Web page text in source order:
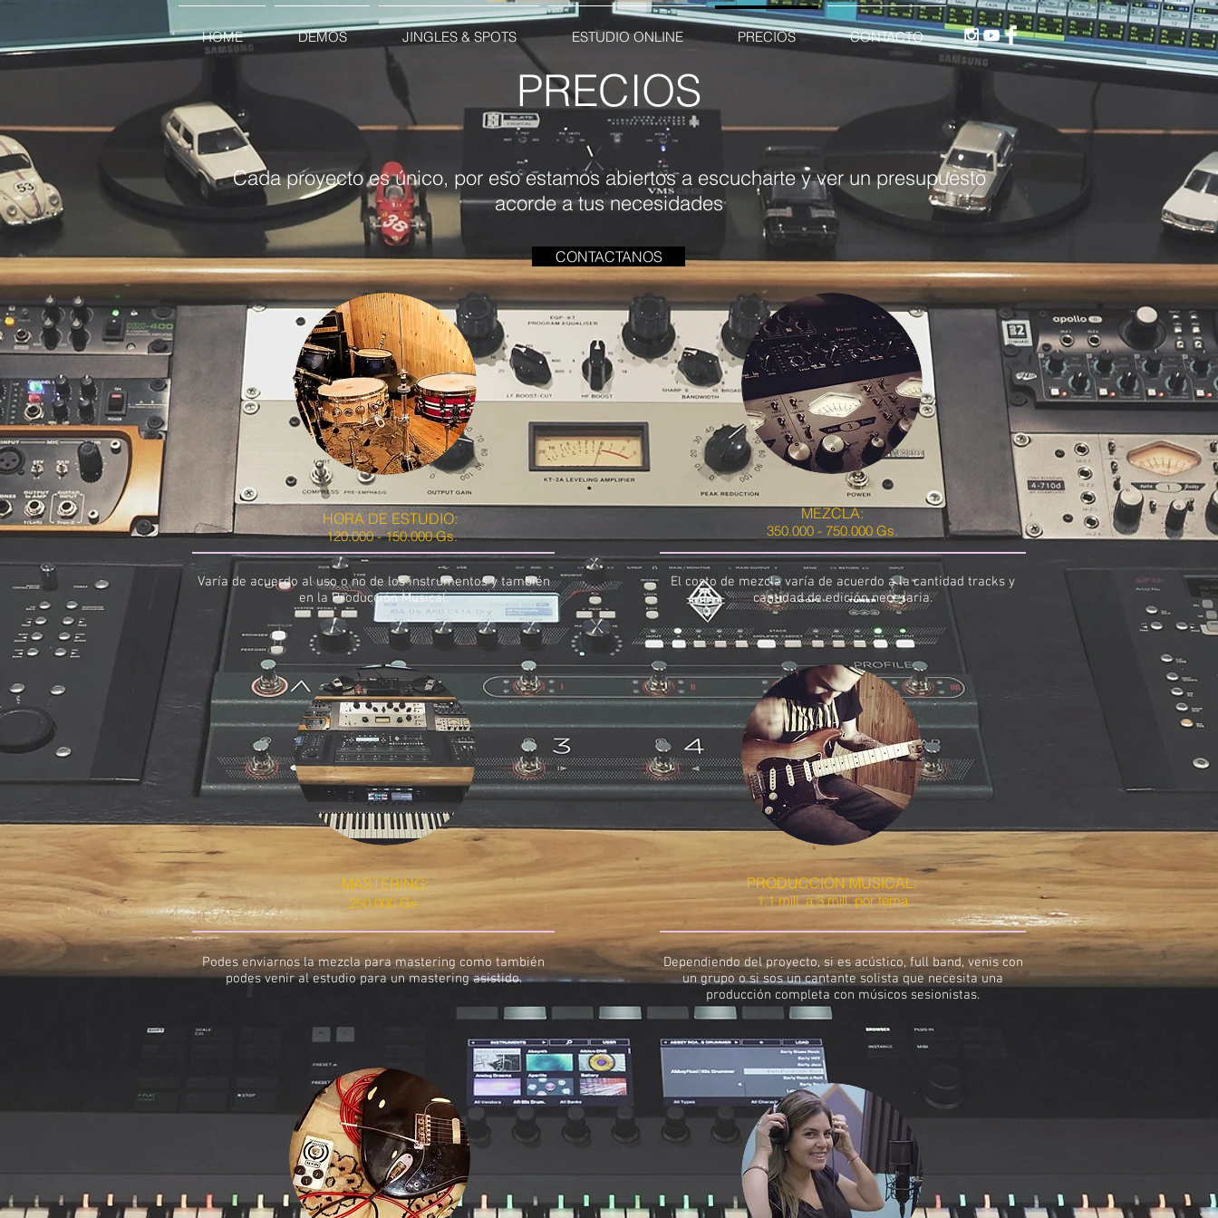
HOME DEMOS JINGLES & SPOTS ESTUDIO ONLINE PRECIOS CONTACTO
PRECIOS
Cada proyecto es único, por eso estamos abiertos a escucharte y ver un presupuesto
acorde a tus necesidades
CONTACTANOS
HORA DE ESTUDIO:
120.000 - 150.000 Gs.
Varía de acuerdo al uso o no de los instrumentos y también
en la Producción Musical.
MEZCLA:
350.000 - 750.000 Gs.
El costo de mezcla varía de acuerdo a la cantidad tracks y
cantidad de edición necesaria.
MASTERING:
250.000 Gs.
Podes enviarnos la mezcla para mastering como también
podes venir al estudio para un mastering asistido.
PRODUCCIÓN MUSICAL:
1.1mill. a 3 mill. por tema
Dependiendo del proyecto, si es acústico, full band, venis con
un grupo o si sos un cantante solista que necesita una
producción completa con músicos sesionistas.